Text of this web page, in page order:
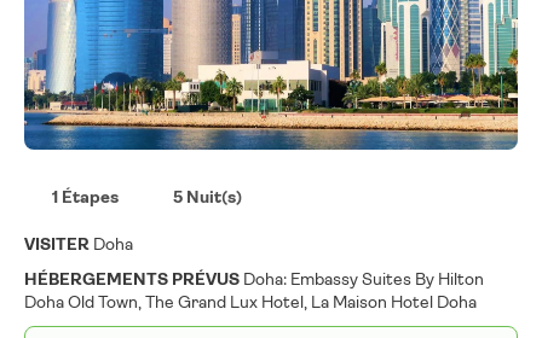
1 Étapes 5 Nuit(s)
VISITER Doha
HÉBERGEMENTS PRÉVUS Doha: Embassy Suites By Hilton
Doha Old Town, The Grand Lux Hotel, La Maison Hotel Doha